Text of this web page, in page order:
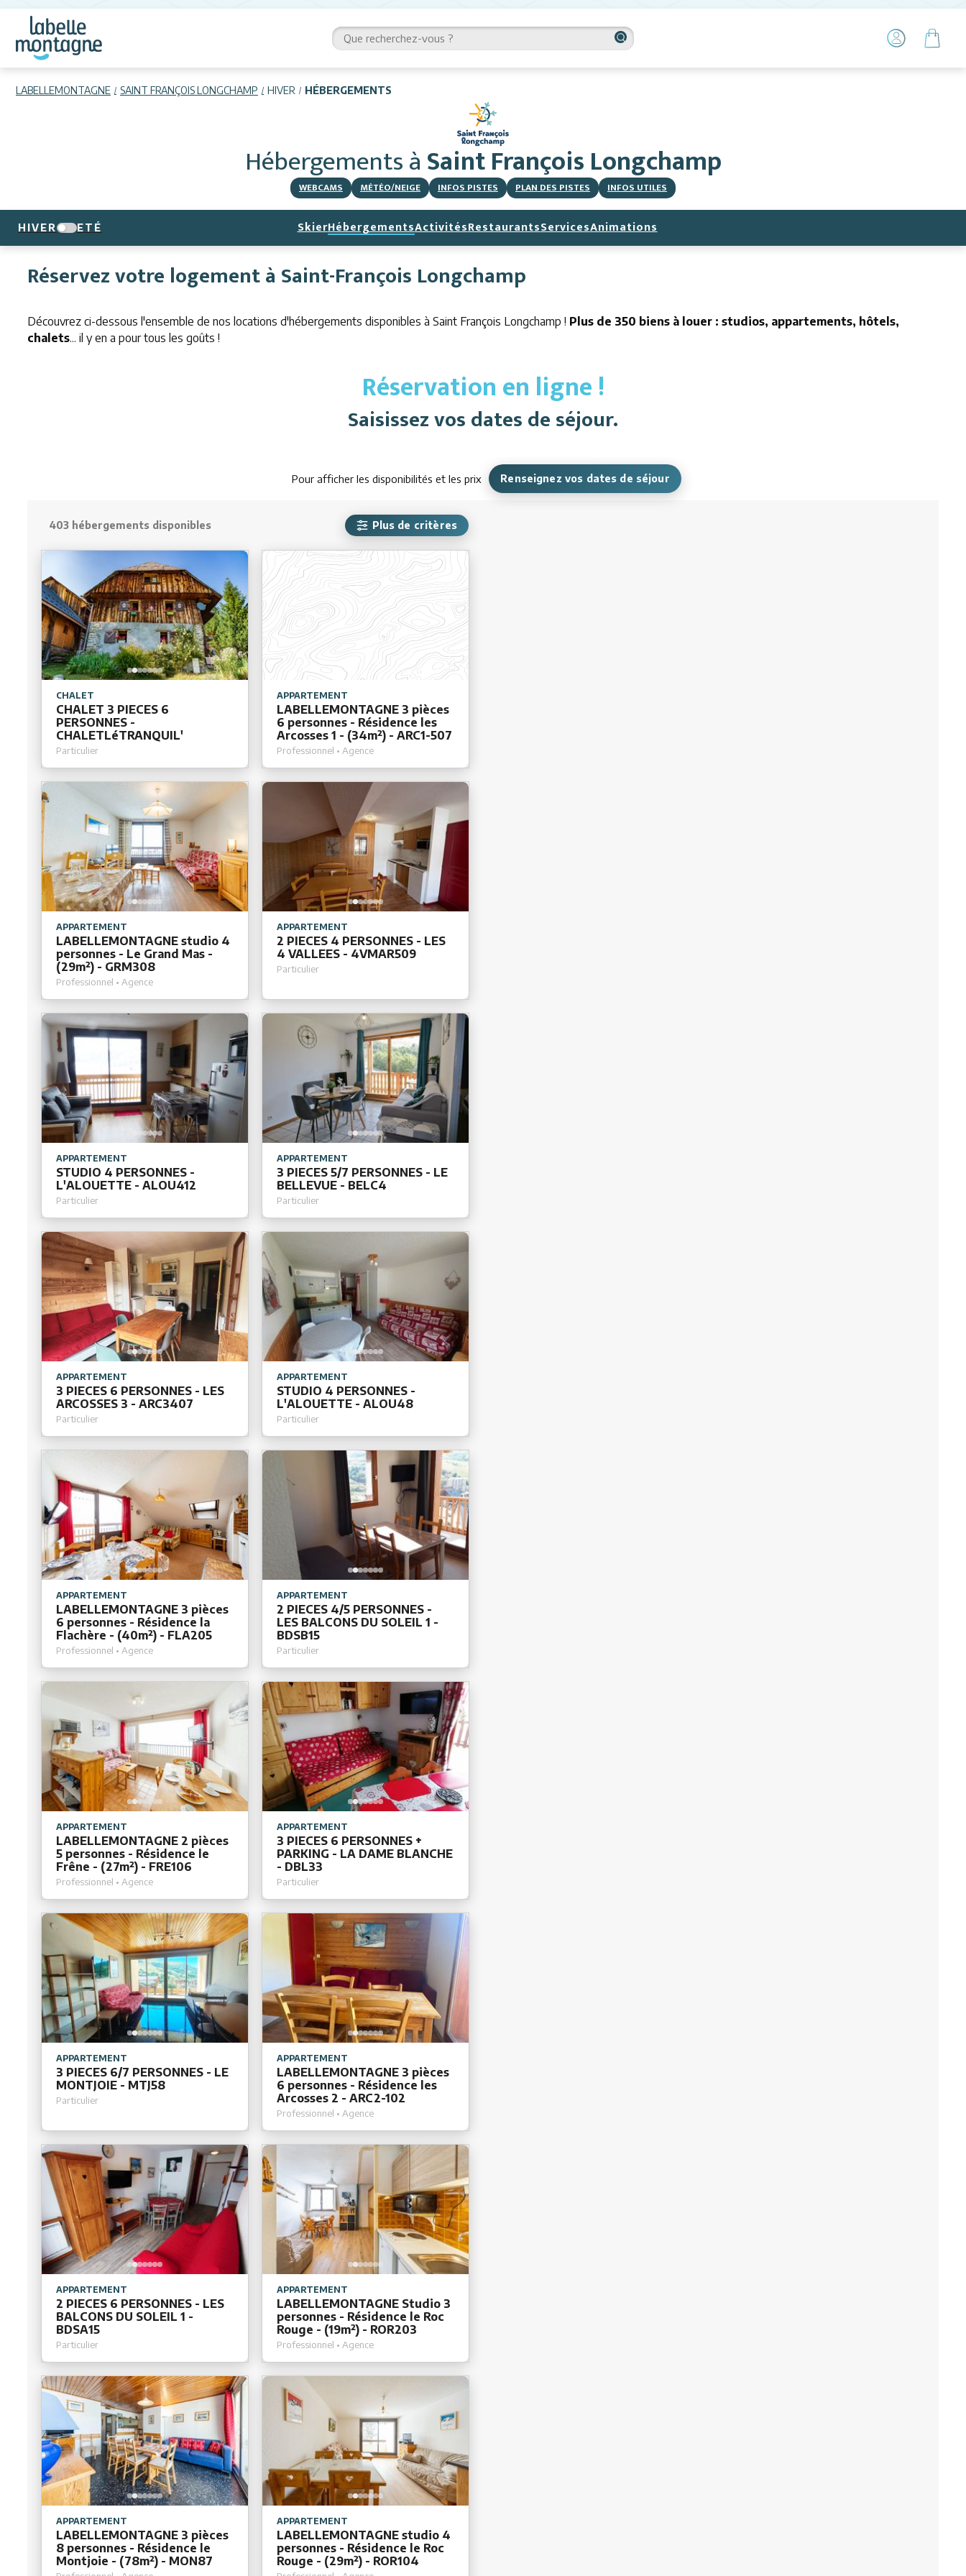
LABELLEMONTAGNE SAINT FRANÇOIS LONGCHAMP HIVER HÉBERGEMENTS
HébergementsàSaint François Longchamp
WEBCAMS MÉTÉO/NEIGE INFOS PISTES PLAN DES PISTES INFOS UTILES
HIVER ETÉ SkierHébergementsActivitésRestaurantsServicesAnimations
Réservez votre logement à Saint-François Longchamp
Découvrez ci-dessous l'ensemble de nos locations d'hébergements disponibles à Saint François Longchamp ! Plus de 350 biens à louer : studios, appartements, hôtels,
chalets... il y en a pour tous les goûts !
Réservation en ligne !
Saisissez vos dates de séjour.
Pour afficher les disponibilités et les prix Renseignez vos dates de séjour
403 hébergements disponibles Plus de critères
CHALET
CHALET 3 PIECES 6
PERSONNES -
CHALETLéTRANQUIL'
Particulier
APPARTEMENT
LABELLEMONTAGNE 3 pièces
6 personnes - Résidence les
Arcosses 1 - (34m²) - ARC1-507
Professionnel • Agence
APPARTEMENT
LABELLEMONTAGNE studio 4
personnes - Le Grand Mas -
(29m²) - GRM308
Professionnel • Agence
APPARTEMENT
2 PIECES 4 PERSONNES - LES
4 VALLEES - 4VMAR509
Particulier
APPARTEMENT
STUDIO 4 PERSONNES -
L'ALOUETTE - ALOU412
Particulier
APPARTEMENT
3 PIECES 5/7 PERSONNES - LE
BELLEVUE - BELC4
Particulier
APPARTEMENT
3 PIECES 6 PERSONNES - LES
ARCOSSES 3 - ARC3407
Particulier
APPARTEMENT
STUDIO 4 PERSONNES -
L'ALOUETTE - ALOU48
Particulier
APPARTEMENT
LABELLEMONTAGNE 3 pièces
6 personnes - Résidence la
Flachère - (40m²) - FLA205
Professionnel • Agence
APPARTEMENT
2 PIECES 4/5 PERSONNES -
LES BALCONS DU SOLEIL 1 -
BDSB15
Particulier
APPARTEMENT
LABELLEMONTAGNE 2 pièces
5 personnes - Résidence le
Frêne - (27m²) - FRE106
Professionnel • Agence
APPARTEMENT
3 PIECES 6 PERSONNES +
PARKING - LA DAME BLANCHE
- DBL33
Particulier
APPARTEMENT
3 PIECES 6/7 PERSONNES - LE
MONTJOIE - MTJ58
Particulier
APPARTEMENT
LABELLEMONTAGNE 3 pièces
6 personnes - Résidence les
Arcosses 2 - ARC2-102
Professionnel • Agence
APPARTEMENT
2 PIECES 6 PERSONNES - LES
BALCONS DU SOLEIL 1 -
BDSA15
Particulier
APPARTEMENT
LABELLEMONTAGNE Studio 3
personnes - Résidence le Roc
Rouge - (19m²) - ROR203
Professionnel • Agence
APPARTEMENT
LABELLEMONTAGNE 3 pièces
8 personnes - Résidence le
Montjoie - (78m²) - MON87
APPARTEMENT
LABELLEMONTAGNE studio 4
personnes - Résidence le Roc
Rouge - (29m²) - ROR104